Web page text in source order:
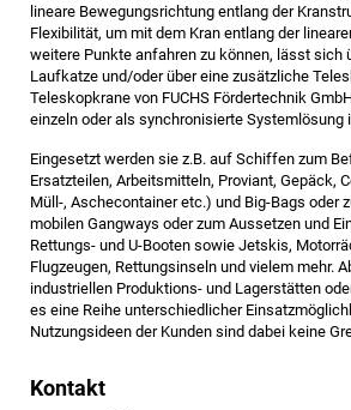
lineare Bewegungsrichtung entlang der
Flexibilität, um mit dem Kran entlang der
weitere Punkte anfahren zu können, lässt sich
Laufkatze und/oder über eine zusätzliche
Teleskopkrane von FUCHS Fördertechnik
einzeln oder als synchronisierte Systemlösung
Eingesetzt werden sie z.B. auf Schiffen zum
Ersatzteilen, Arbeitsmitteln, Proviant, Gepäck,
Müll-, Aschecontainer etc.) und Big-Bags oder
mobilen Gangways oder zum Aussetzen und
Rettungs- und U-Booten sowie Jetskis,
Flugzeugen, Rettungsinseln und vielem mehr.
industriellen Produktions- und Lagerstätten
es eine Reihe unterschiedlicher
Nutzungsideen der Kunden sind dabei keine
Kontakt